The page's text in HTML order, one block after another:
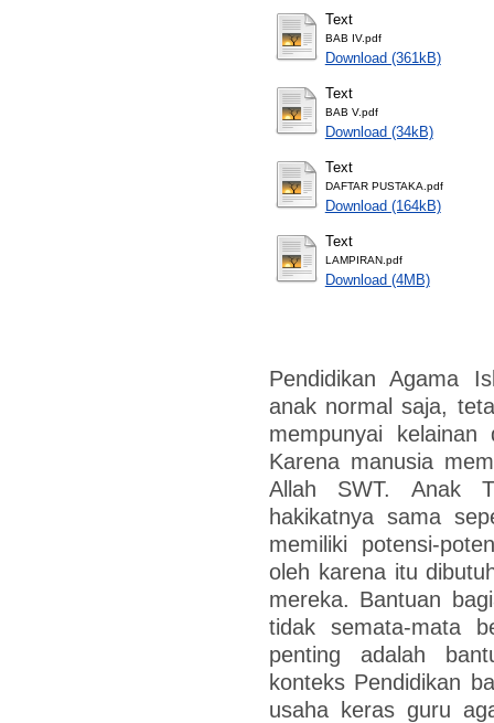
Text
BAB IV.pdf
Download (361kB)
Text
BAB V.pdf
Download (34kB)
Text
DAFTAR PUSTAKA.pdf
Download (164kB)
Text
LAMPIRAN.pdf
Download (4MB)
Pendidikan Agama
anak normal saja,
mempunyai
Karena manusia
Allah SWT. Anak
hakikatnya sama
memiliki potensi-
oleh karena itu
mereka. Bantuan
tidak semata-mata
penting adalah
konteks Pendidikan
usaha keras guru